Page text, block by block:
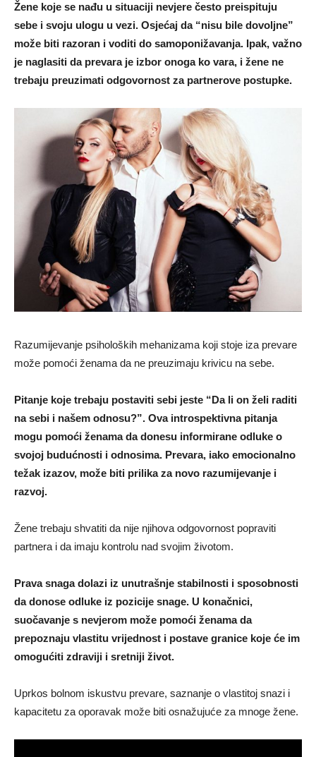
Žene koje se nađu u situaciji nevjere često preispituju
sebe i svoju ulogu u vezi. Osjećaj da “nisu bile dovoljne”
može biti razoran i voditi do samoponižavanja. Ipak, važno
je naglasiti da prevara je izbor onoga ko vara, i žene ne
trebaju preuzimati odgovornost za partnerove postupke.
Razumijevanje psiholoških mehanizama koji stoje iza prevare
može pomoći ženama da ne preuzimaju krivicu na sebe.
Pitanje koje trebaju postaviti sebi jeste “Da li on želi raditi
na sebi i našem odnosu?”. Ova introspektivna pitanja
mogu pomoći ženama da donesu informirane odluke o
svojoj budućnosti i odnosima. Prevara, iako emocionalno
težak izazov, može biti prilika za novo razumijevanje i
razvoj.
Žene trebaju shvatiti da nije njihova odgovornost popraviti
partnera i da imaju kontrolu nad svojim životom.
Prava snaga dolazi iz unutrašnje stabilnosti i sposobnosti
da donose odluke iz pozicije snage. U konačnici,
suočavanje s nevjerom može pomoći ženama da
prepoznaju vlastitu vrijednost i postave granice koje će im
omogućiti zdraviji i sretniji život.
Uprkos bolnom iskustvu prevare, saznanje o vlastitoj snazi i
kapacitetu za oporavak može biti osnažujuće za mnoge žene.